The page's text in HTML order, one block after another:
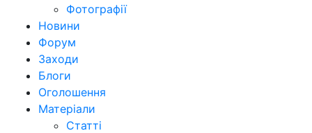
Фотографії
Новини
Форум
Заходи
Блоги
Оголошення
Матеріали
Статті